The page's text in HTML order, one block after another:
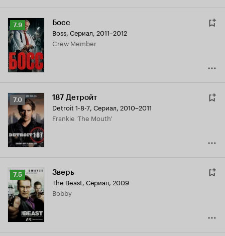
Рейтинг
Кинопоиска
7.9
7.9 Босс
Boss, Сериал, 2011–2012
Crew Member
Рейтинг
Кинопоиска
7.0
7.0 187 Детройт
Detroit 1-8-7, Сериал, 2010–2011
Frankie 'The Mouth'
Рейтинг
Кинопоиска
7.5
7.5 Зверь
The Beast, Сериал, 2009
Bobby